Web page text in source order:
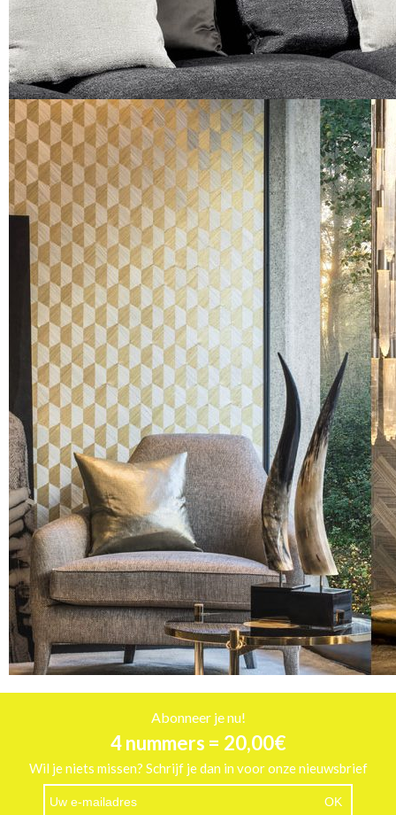
Abonneer je nu!
4 nummers = 20,00€
Wil je niets missen? Schrijf je dan in voor onze nieuwsbrief